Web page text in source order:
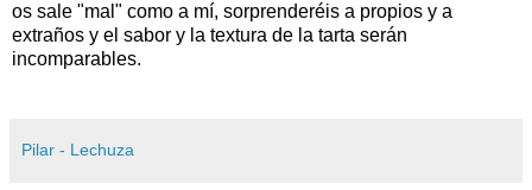
os sale "mal" como a mí, sorprenderéis a propios y a
extraños y el sabor y la textura de la tarta serán
incomparables.
Pilar - Lechuza